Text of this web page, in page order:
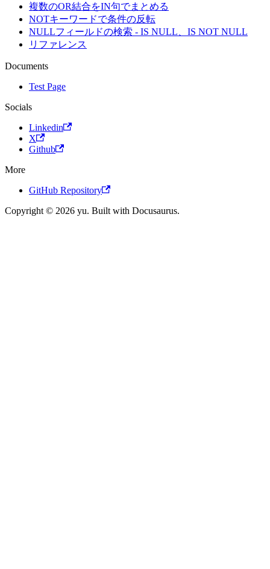
複数のOR結合をIN句でまとめる
NOTキーワードで条件の反転
NULLフィールドの検索 - IS NULL、IS NOT NULL
リファレンス
Documents
Test Page
Socials
Linkedin
X
Github
More
GitHub Repository
Copyright © 2026 yu. Built with Docusaurus.